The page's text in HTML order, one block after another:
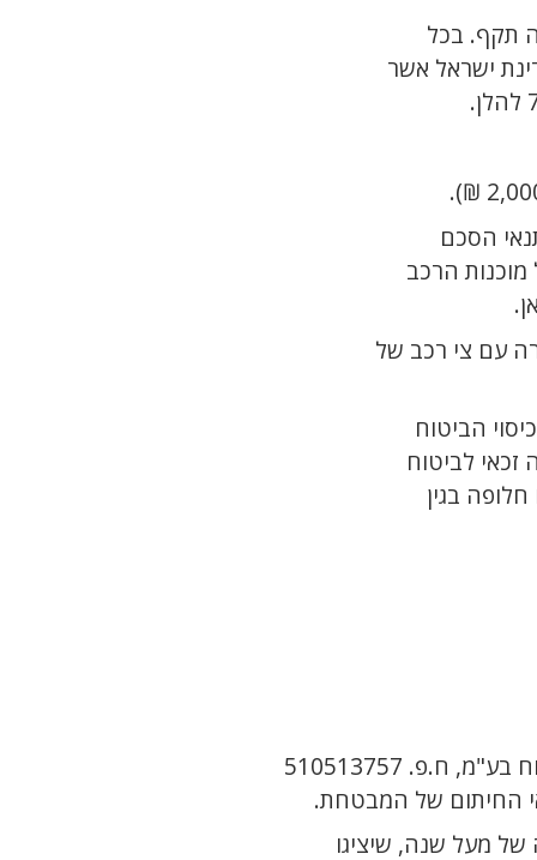
הסכם
מוכנות הרכב
עם צי רכב של
הביטוח
בגין
510513757
החיתום של המבטחת.